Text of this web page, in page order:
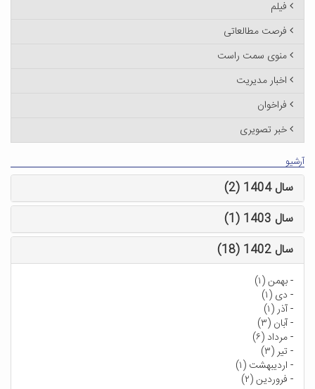
فیلم
فرصت مطالعاتی
منوی سمت راست
اخبار مدیریت
فراخوان
خبر تصویری
آرشیو
سال 1404 (2)
سال 1403 (1)
سال 1402 (18)
-بهمن (۱)
- دی (۱)
-آذر (۱)
-آبان (۳)
-مرداد (۶)
-تیر (۳)
- اردیبهشت (۱)
- فروردین (۲)